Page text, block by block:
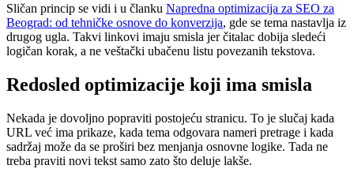
Sličan princip se vidi i u članku Napredna optimizacija za SEO za
Beograd: od tehničke osnove do konverzija, gde se tema nastavlja iz
drugog ugla. Takvi linkovi imaju smisla jer čitalac dobija sledeći
logičan korak, a ne veštački ubačenu listu povezanih tekstova.
Redosled optimizacije koji ima smisla
Nekada je dovoljno popraviti postojeću stranicu. To je slučaj kada
URL već ima prikaze, kada tema odgovara nameri pretrage i kada
sadržaj može da se proširi bez menjanja osnovne logike. Tada ne
treba praviti novi tekst samo zato što deluje lakše.